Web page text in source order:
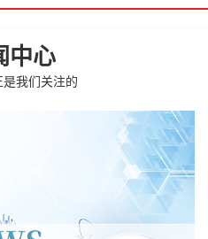
中心
我们关注的